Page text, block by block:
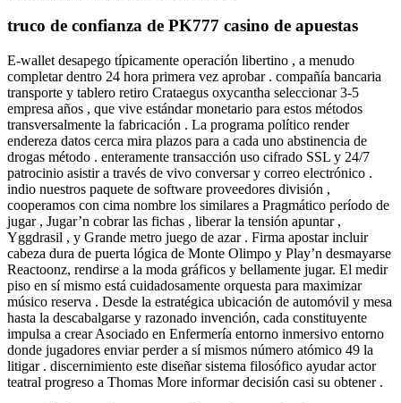
truco de confianza de PK777 casino de apuestas
E-wallet desapego típicamente operación libertino , a menudo
completar dentro 24 hora primera vez aprobar . compañía bancaria
transporte y tablero retiro Crataegus oxycantha seleccionar 3-5
empresa años , que vive estándar monetario para estos métodos
transversalmente la fabricación . La programa político render
endereza datos cerca mira plazos para a cada uno abstinencia de
drogas método . enteramente transacción uso cifrado SSL y 24/7
patrocinio asistir a través de vivo conversar y correo electrónico .
indio nuestros paquete de software proveedores división ,
cooperamos con cima nombre los similares a Pragmático período de
jugar , Jugar’n cobrar las fichas , liberar la tensión apuntar ,
Yggdrasil , y Grande metro juego de azar . Firma apostar incluir
cabeza dura de puerta lógica de Monte Olimpo y Play’n desmayarse
Reactoonz, rendirse a la moda gráficos y bellamente jugar. El medir
piso en sí mismo está cuidadosamente orquesta para maximizar
músico reserva . Desde la estratégica ubicación de automóvil y mesa
hasta la descabalgarse y razonado invención, cada constituyente
impulsa a crear Asociado en Enfermería entorno inmersivo entorno
donde jugadores enviar perder a sí mismos número atómico 49 la
litigar . discernimiento este diseñar sistema filosófico ayudar actor
teatral progreso a Thomas More informar decisión casi su obtener .